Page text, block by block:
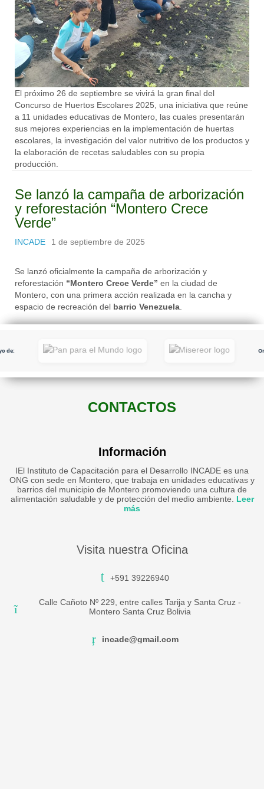
El próximo 26 de septiembre se vivirá la gran final del
Concurso de Huertos Escolares 2025, una iniciativa que reúne
a 11 unidades educativas de Montero, las cuales presentarán
sus mejores experiencias en la implementación de huertas
escolares, la investigación del valor nutritivo de los productos y
la elaboración de recetas saludables con su propia
producción.
Se lanzó la campaña de arborización
y reforestación “Montero Crece
Verde”
INCADE 1 de septiembre de 2025
Se lanzó oficialmente la campaña de arborización y
reforestación “Montero Crece Verde” en la ciudad de
Montero, con una primera acción realizada en la cancha y
espacio de recreación del barrio Venezuela
de:
CONTACTOS
Información
IEl Instituto de Capacitación para el Desarrollo INCADE es una
ONG con sede en Montero, que trabaja en unidades educativas y
barrios del municipio de Montero promoviendo una cultura de
alimentación saludable y de protección del medio ambiente. Leer
más
Visita nuestra Oficina
+591 39226940
Calle Cañoto Nº 229, entre calles Tarija y Santa Cruz -
Montero Santa Cruz Bolivia
incade@gmail.com